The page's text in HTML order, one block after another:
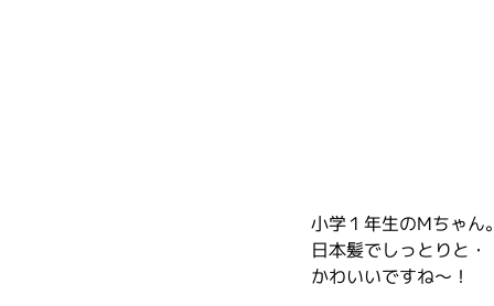
小学１年生のMちゃん。
日本髪でしっとりと・
かわいいですね〜！